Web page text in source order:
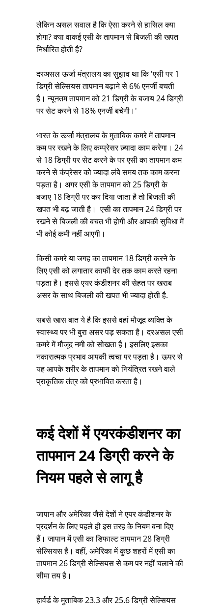
लेकिन असल सवाल है कि ऐसा करने से हासिल क्या
होगा? क्या वाकई एसी के तापमान से बिजली की खपत
निर्धारित होती है?
दरअसल ऊर्जा मंत्रालय का सुझाव था कि 'एसी पर 1
डिग्री सेल्सियस तापमान बढ़ाने से 6% एनर्जी बचती
है। न्यूनतम तापमान को 21 डिग्री के बजाय 24 डिग्री
पर सेट करने से 18% एनर्जी बचेगी।'
भारत के ऊर्जा मंत्रालय के मुताबिक कमरे में तापमान
कम पर रखने के लिए कम्प्रेसर ज़्यादा काम करेगा। 24
से 18 डिग्री पर सेट करने के पर एसी का तापमान कम
करने से कंप्रेसर को ज्यादा लंबे समय तक काम करना
पड़ता है। अगर एसी के तापमान को 25 डिग्री के
बजाए 18 डिग्री पर कर दिया जाता है तो बिजली की
खपत भी बढ़ जाती है। एसी का तापमान 24 डिग्री पर
रखने से बिजली की बचत भी होगी और आपकी सुविधा में
भी कोई कमी नहीं आएगी।
किसी कमरे या जगह का तापमान 18 डिग्री करने के
लिए एसी को लगातार काफी देर तक काम करते रहना
पड़ता है। इससे एयर कंडीशनर की सेहत पर खराब
असर के साथ बिजली की खपत भी ज्यादा होती है.
सबसे खास बात ये है कि इससे वहां मौजूद व्यक्ति के
स्वास्थ्य पर भी बुरा असर पड़ सकता है। दरअसल एसी
कमरे में मौजूद नमी को सोखता है। इसलिए इसका
नकारात्मक प्रभाव आपकी त्वचा पर पड़ता है। ऊपर से
यह आपके शरीर के तापमान को नियंत्रित रखने वाले
प्राकृतिक तंत्र को प्रभावित करता है।
कई देशों में एयरकंडीशनर का
तापमान 24 डिग्री करने के
नियम पहले से लागू है
जापान और अमेरिका जैसे देशों ने एयर कंडीशनर के
प्रदर्शन के लिए पहले ही इस तरह के नियम बना दिए
हैं। जापान में एसी का डिफाल्ट तापमान 28 डिग्री
सेल्सियस है। वहीं, अमेरिका में कुछ शहरों में एसी का
तापमान 26 डिग्री सेल्सियस से कम पर नहीं चलाने की
सीमा तय है।
हार्वर्ड के मुताबिक 23.3 और 25.6 डिग्री सेल्सियस